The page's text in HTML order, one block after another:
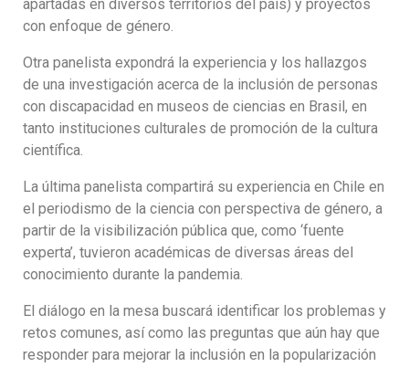
apartadas en diversos territorios del país) y proyectos
con enfoque de género.
Otra panelista expondrá la experiencia y los hallazgos
de una investigación acerca de la inclusión de personas
con discapacidad en museos de ciencias en Brasil, en
tanto instituciones culturales de promoción de la cultura
científica.
La última panelista compartirá su experiencia en Chile en
el periodismo de la ciencia con perspectiva de género, a
partir de la visibilización pública que, como ‘fuente
experta’, tuvieron académicas de diversas áreas del
conocimiento durante la pandemia.
El diálogo en la mesa buscará identificar los problemas y
retos comunes, así como las preguntas que aún hay que
responder para mejorar la inclusión en la popularización